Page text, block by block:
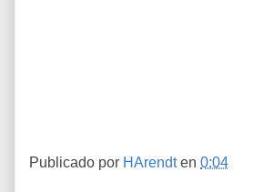
Publicado por HArendt en 0:04